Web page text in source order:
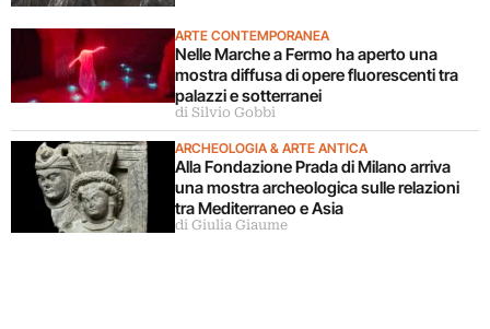
ARTE CONTEMPORANEA
Nelle Marche a Fermo ha aperto una
mostra diffusa di opere fluorescenti tra
palazzi e sotterranei
di Silvio Gobbi
ARCHEOLOGIA & ARTE ANTICA
Alla Fondazione Prada di Milano arriva
una mostra archeologica sulle relazioni
tra Mediterraneo e Asia
di Giulia Giaume